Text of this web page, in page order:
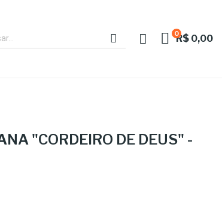
R$ 0,00
0
"CORDEIRO DE DEUS" -